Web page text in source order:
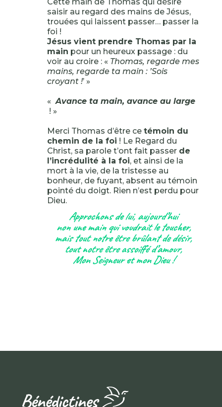
saisir au regard des mains de Jésus,
trouées qui laissent passer… passer la
foi !
Jésus vient prendre Thomas par la
main pour un heureux passage : du
voir au croire : « Thomas, regarde mes
mains, regarde ta main : ’Sois
croyant !’ »
« Avance ta main, avance au large
! »
Merci Thomas d’être ce témoin du
chemin de la foi ! Le Regard du
Christ, sa parole t’ont fait passer de
l’incrédulité à la foi, et ainsi de la
mort à la vie, de la tristesse au
bonheur, de fuyant, absent au témoin
pointé du doigt. Rien n’est perdu pour
Dieu.
Approchons de lui, aujourd’hui
non une main qui voudrait le toucher,
mais tout notre être brûlant de désir,
tout notre être assoiffé d’amour,
Mon Seigneur et mon Dieu !